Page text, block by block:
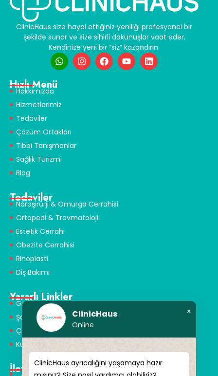
ClinicHaus size hayal ettiğiniz yeniliği profesyonel bir
şekilde sunar ve size sihirli dokunuşlar vaat eder.
Kendinize yeni bir “siz” kazandırın.
Hızlı Menü
Hakkımızda
Hizmetlerimiz
Tedaviler
Çözüm Ortakları
Tıbbi Tanışmanlar
Sağlık Turizmi
Blog
Tedaviler
Nöroşirürji & Omurga Cerrahisi
Ortopedi & Travmatoloji
Estetik Cerrahi
Obezite Cerrahisi
Rinoplasti
Diş Bakımı
Yararlı Linkler
Gizlilik Politikası
Şartlar ve Koşullar
Çerez Politikası
Kullanım Koşulları
İletişim
ClinicHaus
Online
×
ClinicHaus ayrıcalığını yaşamaya hazır